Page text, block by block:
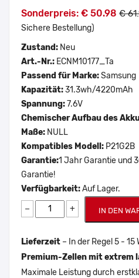
Sonderpreis: € 50.98 €
Sichere Bestellung)
Zustand: Neu
Art.-Nr.: ECNM10177_Ta
Passend für Marke:Samsung
Kapazität:31.3wh/4220mAh
Spannung:7.6V
Chemischer Aufbau des
Maße: NULL
Kompatibles Modell: P21G2B
Garantie:1 Jahr Garantie und
Garantie!
Verfügbarkeit:Auf Lager.
− + IN DEN
Lieferzeit – In der Regel 5 - 15
Premium-Zellen mit extrem
Maximale Leistung durch